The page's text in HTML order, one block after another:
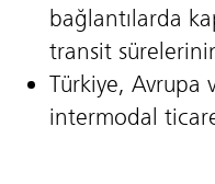
bağlantılarda
transit
Türkiye, Avrupa
intermodal